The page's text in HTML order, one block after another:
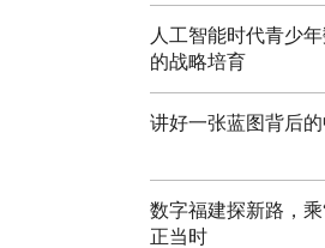
人工智能时代青少
的战略培育
讲好一张蓝图背后
数字福建探新路，乘
正当时